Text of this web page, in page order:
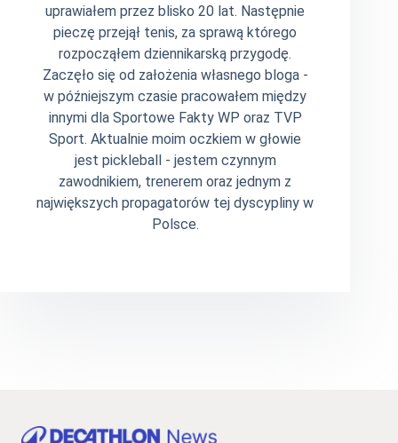
uprawiałem przez blisko 20 lat. Następnie
pieczę przejął tenis, za sprawą którego
rozpocząłem dziennikarską przygodę.
Zaczęło się od założenia własnego bloga -
w późniejszym czasie pracowałem między
innymi dla Sportowe Fakty WP oraz TVP
Sport. Aktualnie moim oczkiem w głowie
jest pickleball - jestem czynnym
zawodnikiem, trenerem oraz jednym z
największych propagatorów tej dyscypliny w
Polsce.